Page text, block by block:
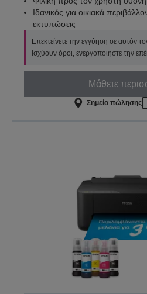
Ιδανικός για οικιακά
εκτυπώσεις
Επεκτείνετε την εγγύηση σε αυτόν
Ισχύουν όροι, ενεργοποιήστε την
Μάθετε
Σημεία πώλησης